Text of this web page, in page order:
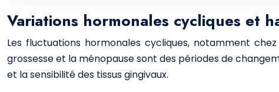
Variations hormonales cycliques et
Les fluctuations hormonales cycliques, notamment
grossesse et la ménopause sont des périodes de
et la sensibilité des tissus gingivaux.